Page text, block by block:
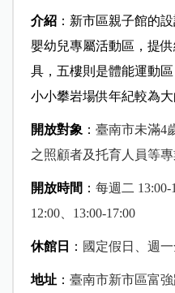
介紹：新市區親子館的
嬰幼兒專屬活動區，提
具，五樓則是體能運動
小小攀岩場供年紀較為大
開放對象 ： 臺南市未滿4
之照顧者及托育人員等專
開放時間 ： 每週二 13:00-
12:00、 13:00-17:00
休館日 ： 國定假日、週
地址： 臺南市新市區富強